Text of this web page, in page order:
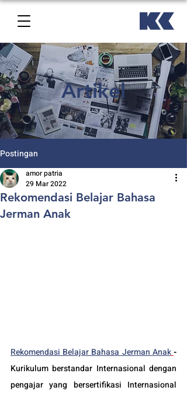
Artikel
Postingan
Rekomendasi Belajar Bahasa
Jerman Anak
amor patria
29 Mar 2022
Rekomendasi Belajar Bahasa Jerman Anak -
Kurikulum berstandar Internasional dengan
pengajar yang bersertifikasi Internasional